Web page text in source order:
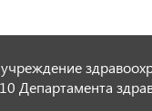
Департамента